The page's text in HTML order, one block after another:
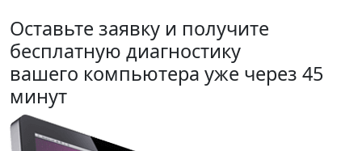
Оставьте заявку и получите
бесплатную диагностику
вашего компьютера уже через 45
минут